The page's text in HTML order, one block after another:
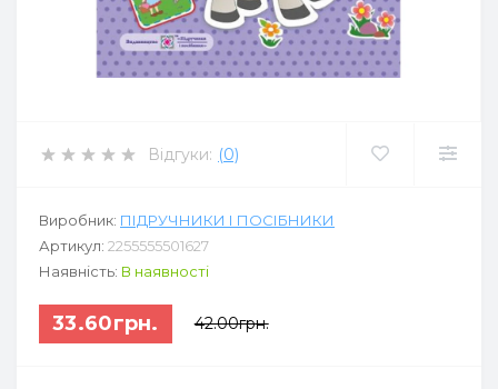
Відгуки: (0)
Виробник: ПІДРУЧНИКИ І ПОСІБНИКИ
Артикул: 2255555501627
Наявність: В наявності
33.60грн. 42.00грн.